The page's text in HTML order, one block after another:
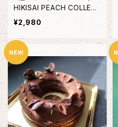
HIKISAI PEACH COLLEC
TION（１缶）＜2０個限定＞
¥2,980